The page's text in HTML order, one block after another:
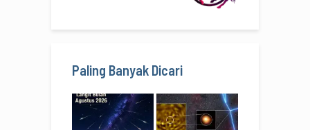
Paling Banyak Dicari